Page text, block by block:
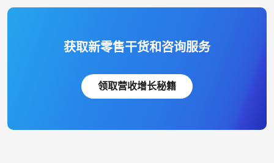
获取新零售干货和咨询服务
领取营收增长秘籍